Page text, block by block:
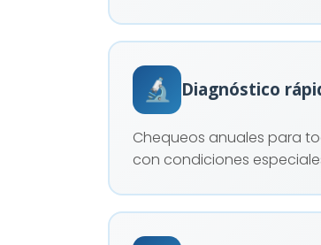
🔬 Diagnóstico
Chequeos anuales para
con condiciones